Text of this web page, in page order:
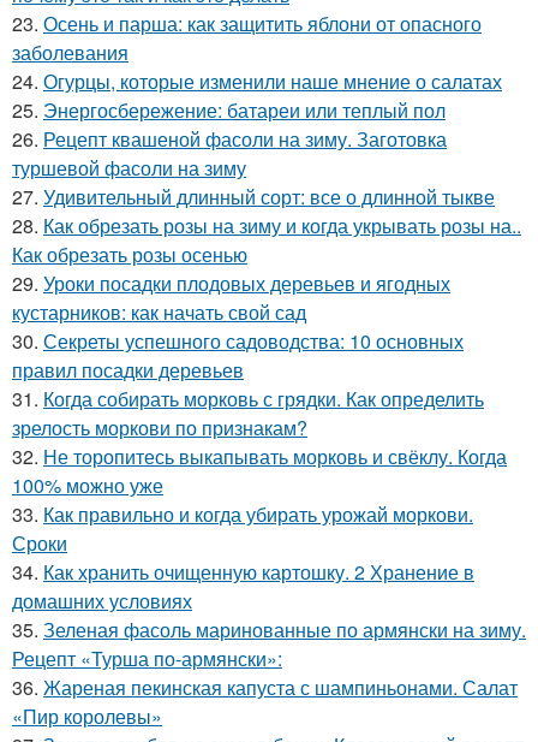
23. Осень и парша: как защитить яблони от опасного
заболевания
24. Огурцы, которые изменили наше мнение о салатах
25. Энергосбережение: батареи или теплый пол
26. Рецепт квашеной фасоли на зиму. Заготовка
туршевой фасоли на зиму
27. Удивительный длинный сорт: все о длинной тыкве
28. Как обрезать розы на зиму и когда укрывать розы на..
Как обрезать розы осенью
29. Уроки посадки плодовых деревьев и ягодных
кустарников: как начать свой сад
30. Секреты успешного садоводства: 10 основных
правил посадки деревьев
31. Когда собирать морковь с грядки. Как определить
зрелость моркови по признакам?
32. Не торопитесь выкапывать морковь и свёклу. Когда
100% можно уже
33. Как правильно и когда убирать урожай моркови.
Сроки
34. Как хранить очищенную картошку. 2 Хранение в
домашних условиях
35. Зеленая фасоль маринованные по армянски на зиму.
Рецепт «Турша по-армянски»:
36. Жареная пекинская капуста с шампиньонами. Салат
«Пир королевы»